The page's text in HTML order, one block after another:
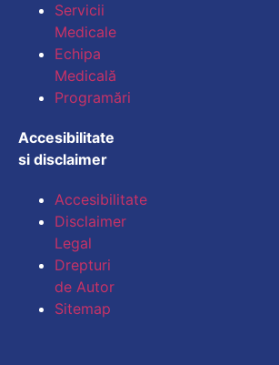
Servicii
Medicale
Echipa
Medicală
Programări
Accesibilitate
si disclaimer
Accesibilitate
Disclaimer
Legal
Drepturi
de Autor
Sitemap